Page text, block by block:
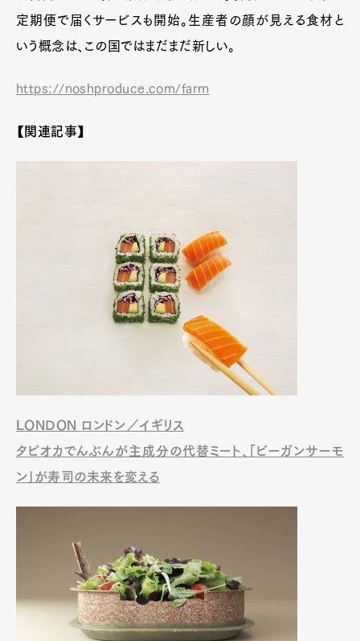
定期便で届くサービスも開始。生産者の顔が見える食材と
いう概念は、この国ではまだまだ新しい。
https://noshproduce.com/farm
【関連記事】
LONDON ロンドン／イギリス
タピオカでんぶんが主成分の代替ミート、「ビーガンサーモ
ン」が寿司の未来を変える